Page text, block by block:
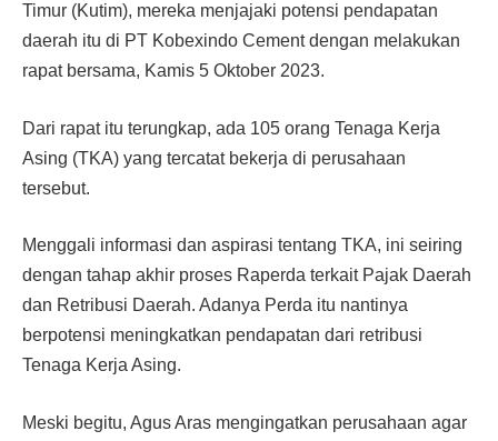
Timur (Kutim), mereka menjajaki potensi pendapatan
daerah itu di PT Kobexindo Ce­ment dengan melakukan
rapat bersama, Kamis 5 Oktober 2023.
Dari rapat itu terungkap, ada 105 orang Tenaga Kerja
Asing (TKA) yang tercatat bekerja di perusahaan
tersebut.
Menggali informasi dan as­pirasi tentang TKA, ini seiring
dengan tahap akhir proses Ra­perda terkait Pajak Daerah
dan Retribusi Daerah. Adanya Per­da itu nantinya
berpotensi me­ningkatkan pendapatan dari retribusi
Tenaga Kerja Asing.
Meski begitu, Agus Aras mengingatkan perusahaan agar